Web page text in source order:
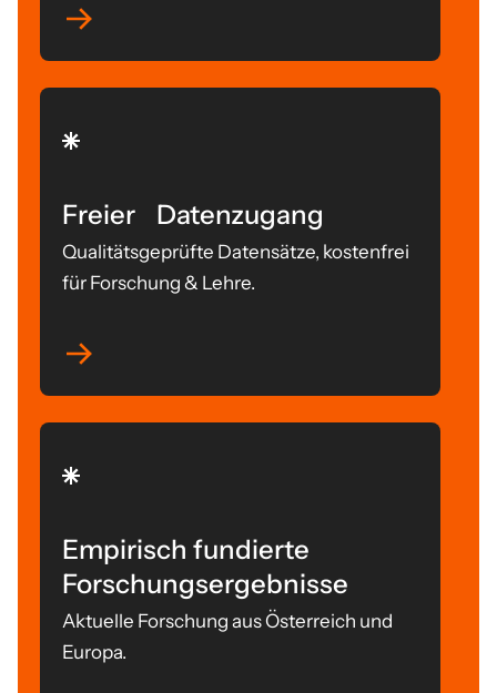
Freier Datenzugang
Qualitätsgeprüfte Datensätze, kostenfrei
für Forschung & Lehre.
Empirisch fundierte
Forschungsergebnisse
Aktuelle Forschung aus Österreich und
Europa.